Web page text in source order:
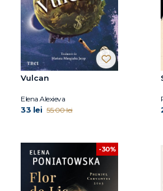
Vulcan
Elena Alexieva
33 lei 55.00 lei
-30%